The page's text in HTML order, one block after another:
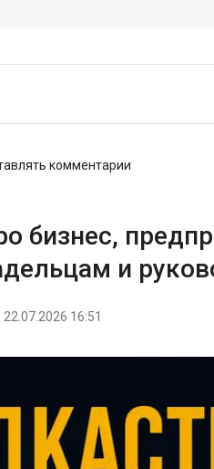
комментарии
бизнес,
и
22.07.2026 16:51